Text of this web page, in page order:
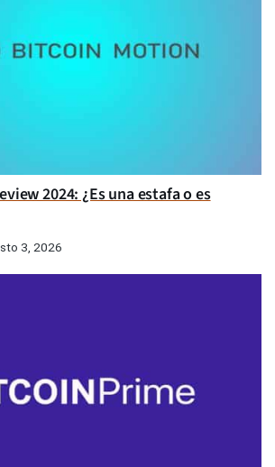
2024: ¿Es una estafa o es
3, 2026